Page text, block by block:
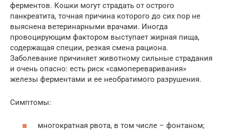
ферментов. Кошки могут страдать от острого
панкреатита, точная причина которого до сих пор не
выяснена ветеринарными врачами. Иногда
провоцирующим фактором выступает жирная пища,
содержащая специи, резкая смена рациона.
Заболевание причиняет животному сильные страдания
и очень опасно: есть риск «самопереваривания»
железы ферментами и ее необратимого разрушения.
Симптомы:
многократная рвота, в том числе – фонтаном;